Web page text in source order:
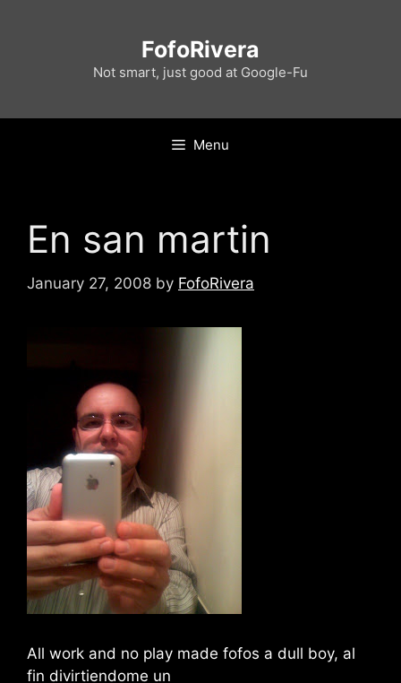
FofoRivera
Not smart, just good at Google-Fu
Menu
En san martin
January 27, 2008 by FofoRivera
All work and no play made fofos a dull boy, al
fin divirtiendome un